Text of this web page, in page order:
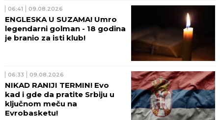
06:41 09.08.2026
ENGLESKA U SUZAMA! Umro
legendarni golman - 18 godina
je branio za isti klub!
06:33 09.08.2026
NIKAD RANIJI TERMIN! Evo
kad i gde da pratite Srbiju u
ključnom meču na
Evrobasketu!